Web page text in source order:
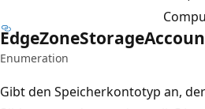
EdgeZoneStorage
Enumeration
Gibt den Speicherkontotyp an,